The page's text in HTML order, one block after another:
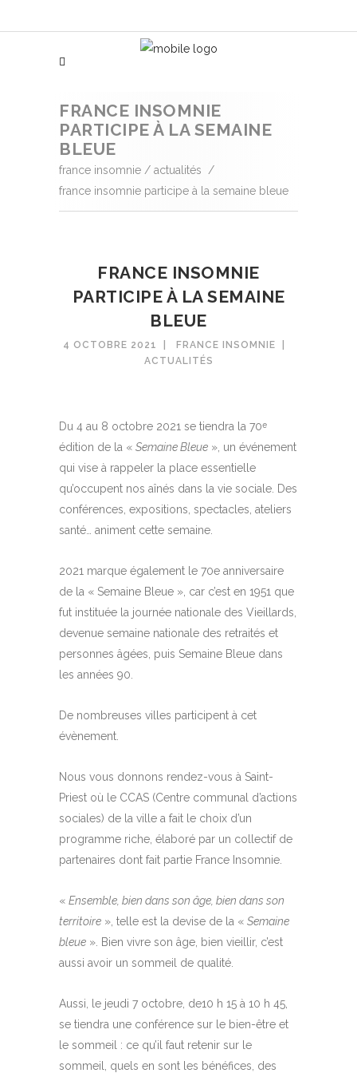
FRANCE INSOMNIE
PARTICIPE À LA SEMAINE
BLEUE
france insomnie / actualités /
france insomnie participe à la semaine bleue
FRANCE INSOMNIE
PARTICIPE À LA SEMAINE
BLEUE
4 OCTOBRE 2021
FRANCE INSOMNIE
ACTUALITÉS
Du 4 au 8 octobre 2021 se tiendra la 70e
édition de la « Semaine Bleue », un événement
qui vise à rappeler la place essentielle
qu’occupent nos aînés dans la vie sociale. Des
conférences, expositions, spectacles, ateliers
santé… animent cette semaine.
2021 marque également le 70e anniversaire
de la « Semaine Bleue », car c’est en 1951 que
fut instituée la journée nationale des Vieillards,
devenue semaine nationale des retraités et
personnes âgées, puis Semaine Bleue dans
les années 90.
De nombreuses villes participent à cet
évènement.
Nous vous donnons rendez-vous à Saint-
Priest où le CCAS (Centre communal d’actions
sociales) de la ville a fait le choix d’un
programme riche, élaboré par un collectif de
partenaires dont fait partie France Insomnie.
« Ensemble, bien dans son âge, bien dans son
territoire », telle est la devise de la « Semaine
bleue ». Bien vivre son âge, bien vieillir, c’est
aussi avoir un sommeil de qualité.
Aussi, le jeudi 7 octobre, de10 h 15 à 10 h 45,
se tiendra une conférence sur le bien-être et
le sommeil : ce qu’il faut retenir sur le
sommeil, quels en sont les bénéfices, des